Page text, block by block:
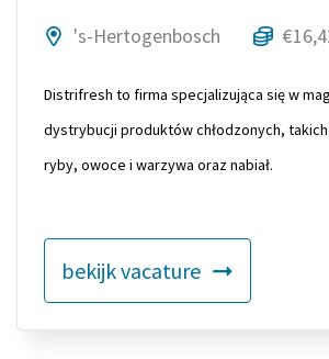
's-Hertogenbosch
Distrifresh to firma specjalizująca się w
dystrybucji produktów chłodzonych,
ryby, owoce i warzywa oraz nabiał.
bekijk vacature